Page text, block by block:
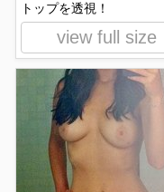
トップを透視！
view full size